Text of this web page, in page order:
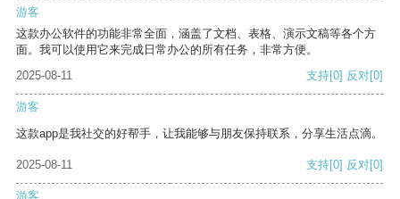
游客
这款办公软件的功能非常全面，涵盖了文档、表格、演示文稿等各个方
面。我可以使用它来完成日常办公的所有任务，非常方便。
2025-08-11
支持[0] 反对[0]
游客
这款app是我社交的好帮手，让我能够与朋友保持联系，分享生活点滴。
2025-08-11 支持[0] 反对[0]
游客